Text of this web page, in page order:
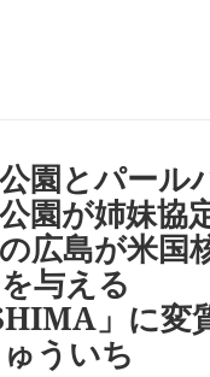
園とパール
園が姉妹
広島が米国
与える
」に
ういち